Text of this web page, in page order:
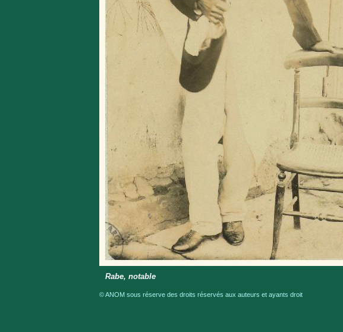
Rabe, notable
© ANOM sous réserve des droits réservés aux auteurs et ayants droit